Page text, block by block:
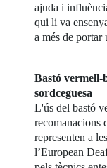
ajuda i
qui li va
a més de portar
Bastó vermell-
sordceguesa
L'ús del bastó
recomanacions
representen a
l’European